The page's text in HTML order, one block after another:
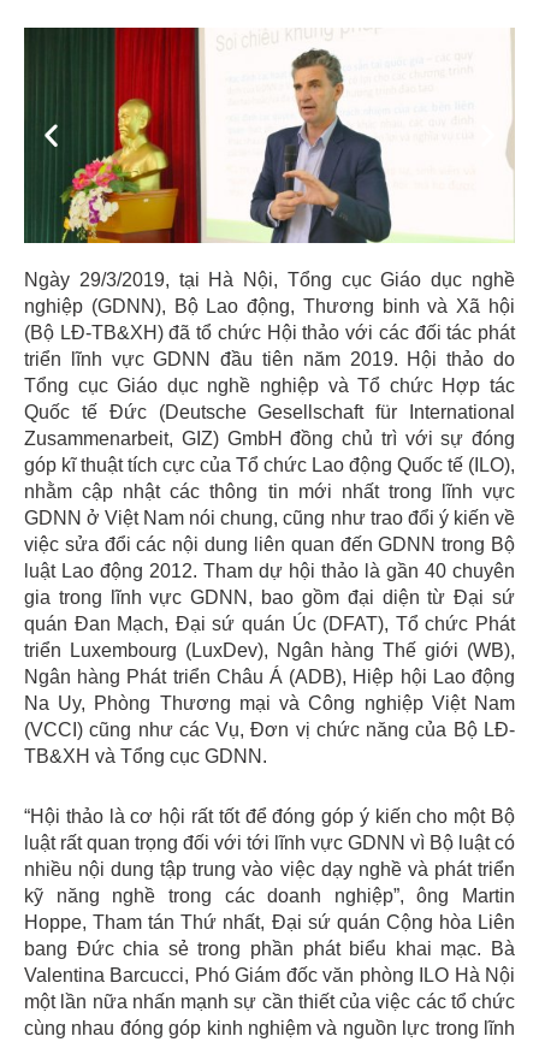
Previous Next
Ngày 29/3/2019, tại Hà Nội, Tổng cục Giáo dục nghề
nghiệp (GDNN), Bộ Lao động, Thương binh và Xã hội
(Bộ LĐ-TB&XH) đã tổ chức Hội thảo với các đối tác phát
triển lĩnh vực GDNN đầu tiên năm 2019. Hội thảo do
Tổng cục Giáo dục nghề nghiệp và Tổ chức Hợp tác
Quốc tế Đức (Deutsche Gesellschaft für International
Zusammenarbeit, GIZ) GmbH đồng chủ trì với sự đóng
góp kĩ thuật tích cực của Tổ chức Lao động Quốc tế (ILO),
nhằm cập nhật các thông tin mới nhất trong lĩnh vực
GDNN ở Việt Nam nói chung, cũng như trao đổi ý kiến về
việc sửa đổi các nội dung liên quan đến GDNN trong Bộ
luật Lao động 2012. Tham dự hội thảo là gần 40 chuyên
gia trong lĩnh vực GDNN, bao gồm đại diện từ Đại sứ
quán Đan Mạch, Đại sứ quán Úc (DFAT), Tổ chức Phát
triển Luxembourg (LuxDev), Ngân hàng Thế giới (WB),
Ngân hàng Phát triển Châu Á (ADB), Hiệp hội Lao động
Na Uy, Phòng Thương mại và Công nghiệp Việt Nam
(VCCI) cũng như các Vụ, Đơn vị chức năng của Bộ LĐ-
TB&XH và Tổng cục GDNN.
“Hội thảo là cơ hội rất tốt để đóng góp ý kiến cho một Bộ
luật rất quan trọng đối với tới lĩnh vực GDNN vì Bộ luật có
nhiều nội dung tập trung vào việc dạy nghề và phát triển
kỹ năng nghề trong các doanh nghiệp”, ông Martin
Hoppe, Tham tán Thứ nhất, Đại sứ quán Cộng hòa Liên
bang Đức chia sẻ trong phần phát biểu khai mạc. Bà
Valentina Barcucci, Phó Giám đốc văn phòng ILO Hà Nội
một lần nữa nhấn mạnh sự cần thiết của việc các tổ chức
cùng nhau đóng góp kinh nghiệm và nguồn lực trong lĩnh